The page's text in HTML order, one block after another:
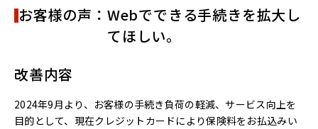
お客様の声：Webでできる手続きを拡大し
てほしい。
改善内容
2024年9月より、お客様の手続き負荷の軽減、サービス向上を
目的として、現在クレジットカードにより保険料をお払込みい